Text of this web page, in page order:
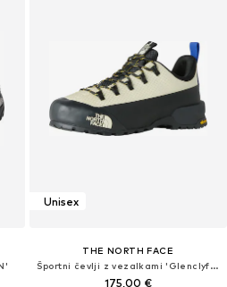
Unisex
THE NORTH FACE
Športni čevlji z vezalkami 'Glenclyffe'
175,00 €